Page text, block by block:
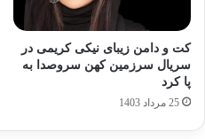
کت و دامن زیبای نیکی کریمی در
سریال سرزمین کهن سروصدا به
پا کرد
25 مرداد 1403